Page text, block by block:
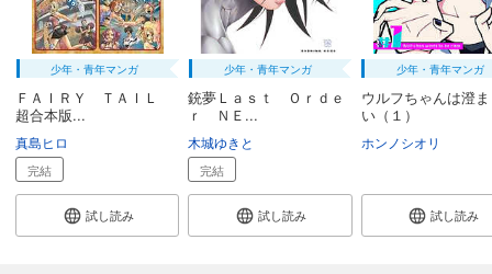
少年・青年マンガ
ＦＡＩＲＹ ＴＡＩＬ
超合本版...
真島ヒロ
完結
試し読み
少年・青年マンガ
銃夢Ｌａｓｔ Ｏｒｄｅ
ｒ ＮＥ...
木城ゆきと
完結
試し読み
少年・青年マンガ
ウルフちゃんは澄
い（１）
ホンノシオリ
試し読み